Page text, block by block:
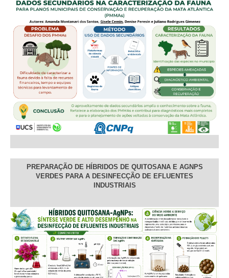
PREPARAÇÃO DE HÍBRIDOS DE QUITOSANA E AGNPS
VERDES PARA A DESINFECÇÃO DE EFLUENTES
INDUSTRIAIS